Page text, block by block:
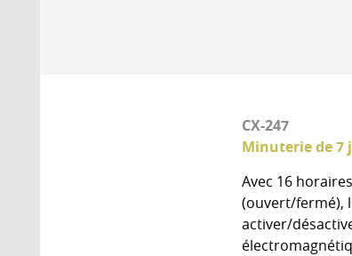
CX-247
Minuterie de 7
Avec 16
(ouvert/fermé),
activer/